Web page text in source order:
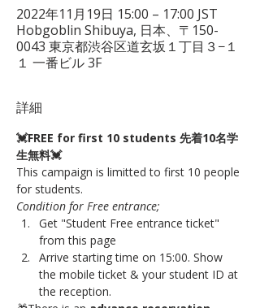
2022年11月19日 15:00 – 17:00 JST
Hobgoblin Shibuya, 日本、〒150-
0043 東京都渋谷区道玄坂１丁目３−１
１ 一番ビル 3F
詳細
💓FREE for first 10 students 先着10名学
生無料💓
This campaign is limitted to first 10 people
for students.
Condition for Free entrance;
Get "Student Free entrance ticket"
from this page
Arrive starting time on 15:00. Show
the mobile ticket & your student ID at
the reception.